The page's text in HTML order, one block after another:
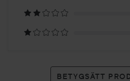
betyg
BETYGSÄTT